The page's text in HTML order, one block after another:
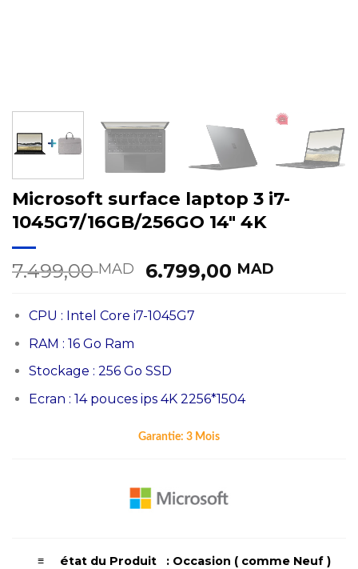
Microsoft surface laptop 3 i7-
1045G7/16GB/256GO 14″ 4K
7.499,00MAD
Le
initial
était :
6.799,00 MAD
CPU : Intel Core i7-1045G7
RAM : 16 Go Ram
Stockage : 256 Go SSD
Ecran : 14 pouces ips 4K 2256*1504
Garantie: 3 Mois
≡ état du Produit : Occasion ( comme Neuf )